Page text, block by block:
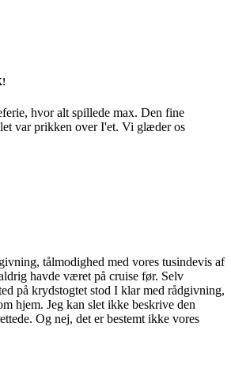
hvor alt spillede max. Den fine
var prikken over I'et. Vi glæder os
tålmodighed med vores tusindevis af
havde været på cruise før. Selv
på krydstogtet stod I klar med rådgivning,
hjem. Jeg kan slet ikke beskrive den
Og nej, det er bestemt ikke vores